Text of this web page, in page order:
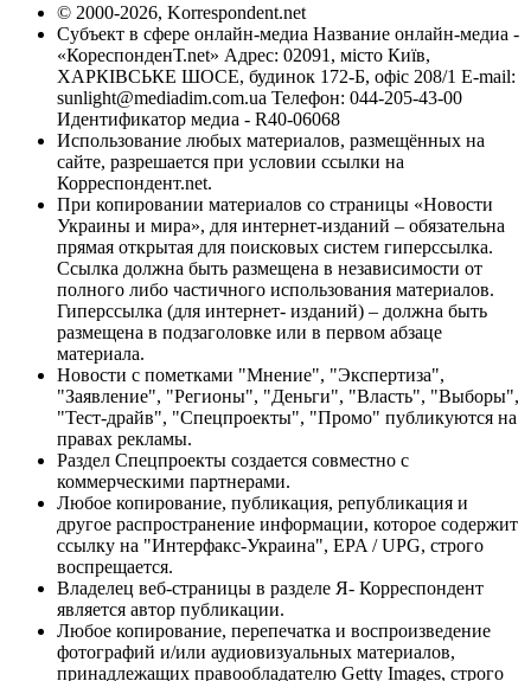
© 2000-2026, Korrespondent.net
Субъект в сфере онлайн-медиа Название онлайн-медиа -
«КореспонденТ.net» Адрес: 02091, місто Київ,
ХАРКІВСЬКЕ ШОСЕ, будинок 172-Б, офіс 208/1 E-mail:
sunlight@mediadim.com.ua Телефон: 044-205-43-00
Идентификатор медиа - R40-06068
Использование любых материалов, размещённых на
сайте, разрешается при условии ссылки на
Корреспондент.net.
При копировании материалов со страницы «Новости
Украины и мира», для интернет-изданий – обязательна
прямая открытая для поисковых систем гиперссылка.
Ссылка должна быть размещена в независимости от
полного либо частичного использования материалов.
Гиперссылка (для интернет- изданий) – должна быть
размещена в подзаголовке или в первом абзаце
материала.
Новости с пометками "Мнение", "Экспертиза",
"Заявление", "Регионы", "Деньги", "Власть", "Выборы",
"Тест-драйв", "Спецпроекты", "Промо" публикуются на
правах рекламы.
Раздел Спецпроекты создается совместно с
коммерческими партнерами.
Любое копирование, публикация, републикация и
другое распространение информации, которое содержит
ссылку на "Интерфакс-Украина", EPA / UPG, строго
воспрещается.
Владелец веб-страницы в разделе Я- Корреспондент
является автор публикации.
Любое копирование, перепечатка и воспроизведение
фотографий и/или аудиовизуальных материалов,
принадлежащих правообладателю Getty Images, строго